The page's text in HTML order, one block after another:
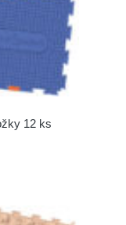
12 ks